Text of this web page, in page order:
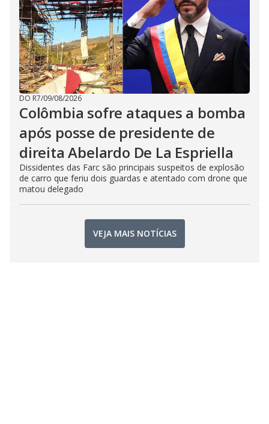
DO R7/09/08/2026
Colômbia sofre ataques a bomba
após posse de presidente de
direita Abelardo De La Espriella
Dissidentes das Farc são principais suspeitos de explosão
de carro que feriu dois guardas e atentado com drone que
matou delegado
VEJA MAIS NOTÍCIAS